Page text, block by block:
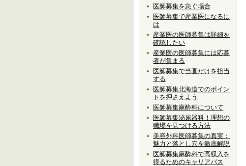
医師募集を急ぐ場合
医師募集で産業医になるに
は
産業医の医師募集は詳細を
確認したい
産業医の医師募集には応募
者が集まる
医師募集で当直だけを担当
する
医師募集北海道でのポイン
トを押さえよう
医師募集麻酔科について
医師募集泌尿器科！理想の
職場を見つける方法
美容外科医師募集の真実：
魅力と落とし穴を徹底解説
医師募集麻酔科で高収入を
得るためのキャリアパス